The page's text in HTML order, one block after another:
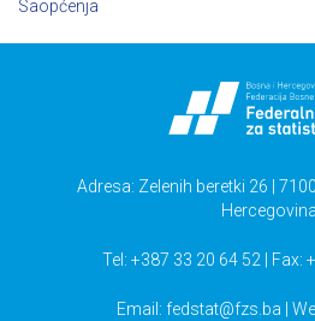
Saopćenja
Adresa: Zelenih beretki 26 |
Hercegovina
Tel: +387 33 20 64 52 | Fax:
Email: fedstat@fzs.ba |